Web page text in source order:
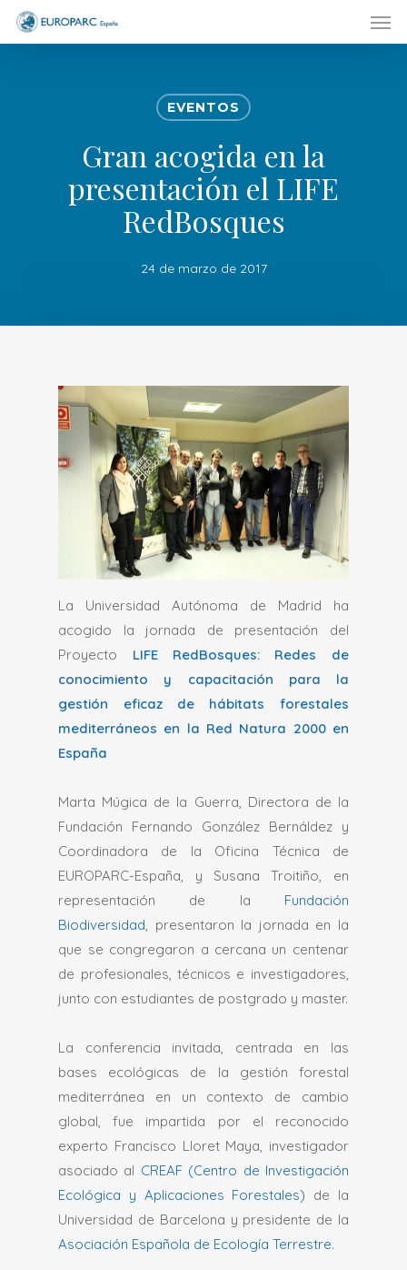
Skip
EVENTOS
Gran acogida en la
presentación el LIFE
RedBosques
24 de marzo de 2017
La Universidad Autónoma de Madrid ha
acogido la jornada de presentación del
Proyecto LIFE RedBosques: Redes de
conocimiento y capacitación para la
gestión eficaz de hábitats forestales
mediterráneos en la Red Natura 2000 en
España
Marta Múgica de la Guerra, Directora de la
Fundación Fernando González Bernáldez y
Coordinadora de la Oficina Técnica de
EUROPARC-España, y Susana Troitiño, en
representación de la Fundación
Biodiversidad, presentaron la jornada en la
que se congregaron a cercana un centenar
de profesionales, técnicos e investigadores,
junto con estudiantes de postgrado y master.
La conferencia invitada, centrada en las
bases ecológicas de la gestión forestal
mediterránea en un contexto de cambio
global, fue impartida por el reconocido
experto Francisco Lloret Maya, investigador
asociado al CREAF (Centro de Investigación
Ecológica y Aplicaciones Forestales) de la
Universidad de Barcelona y presidente de la
Asociación Española de Ecología Terrestre.